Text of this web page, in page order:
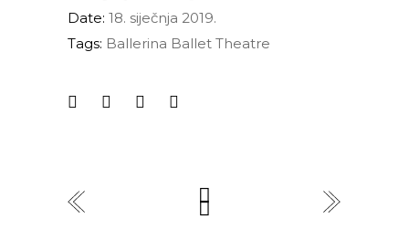
Date: 18. siječnja 2019.
Tags: Ballerina Ballet Theatre